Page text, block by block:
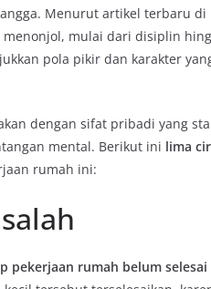
Menurut artikel terbaru di
mulai dari disiplin
pola pikir dan karakter
dengan sifat pribadi yang
mental. Berikut ini lima
rumah ini:
pekerjaan rumah belum selesai